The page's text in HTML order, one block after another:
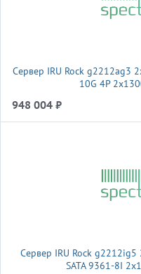
Сервер IRU Rock g2212ag3
10G 4P
948 004 ₽
Сервер IRU Rock
SATA 9361-8I